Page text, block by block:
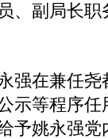
、副局长
在兼任尧
示等程序
予姚永强